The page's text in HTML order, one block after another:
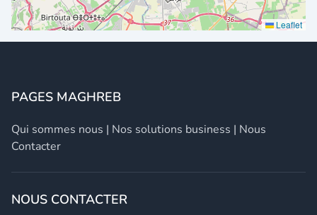
Leaflet
PAGES MAGHREB
Qui sommes nous | Nos solutions business | Nous
Contacter
NOUS CONTACTER